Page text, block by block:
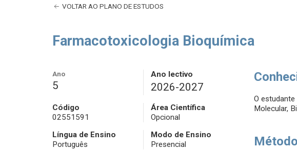
VOLTAR AO PLANO DE ESTUDOS
Farmacotoxicologia Bioquímica
Ano
5
Ano lectivo
2026-2027
Código
02551591
Área Científica
Opcional
Língua de Ensino
Português
Modo de Ensino
Presencial
O
Molecular,